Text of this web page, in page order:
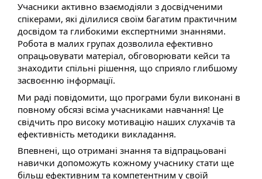
Учасники активно взаємодіяли з досвідченими
спікерами, які ділилися своїм багатим практичним
досвідом та глибокими експертними знаннями.
Робота в малих групах дозволила ефективно
опрацьовувати матеріал, обговорювати кейси та
знаходити спільні рішення, що сприяло глибшому
засвоєнню інформації.
Ми раді повідомити, що програми були виконані в
повному обсязі всіма учасниками навчання! Це
свідчить про високу мотивацію наших слухачів та
ефективність методики викладання.
Впевнені, що отримані знання та відпрацьовані
навички допоможуть кожному учаснику стати ще
більш ефективним та компетентним у своїй